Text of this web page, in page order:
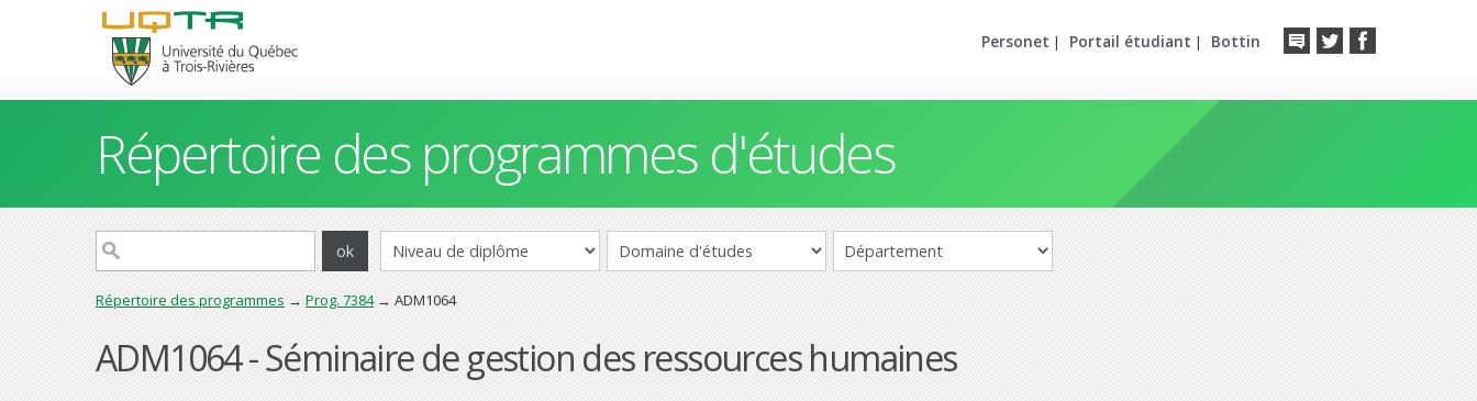
Personet | Portail étudiant | Bottin
Répertoire des programmes d'études
Répertoire des programmes → Prog. 7384→ ADM1064
ADM1064 - Séminaire de gestion des ressources humaines